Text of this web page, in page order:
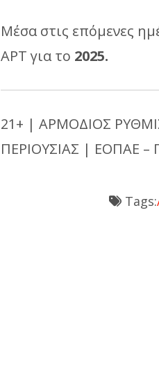
Μέσα στις επόμενες
APT για το 2025.
21+ | ΑΡΜΟΔΙΟΣ
ΠΕΡΙΟΥΣΙΑΣ | ΕΟΠΑΕ
Tags: